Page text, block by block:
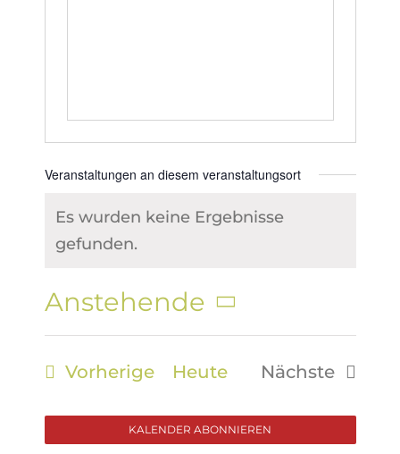
Veranstaltungen an diesem veranstaltungsort
Hinweis
Es wurden keine Ergebnisse
gefunden.
Anstehende
Datum
wählen.
VorherigeVeranstaltungen
Heute
Nächste
KALENDER ABONNIEREN